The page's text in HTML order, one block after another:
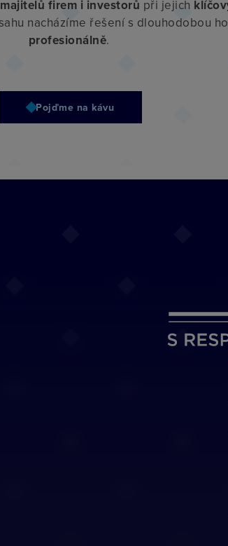
firem i investorů při jejich
nacházíme řešení s dlouhodobou
profesionálně.
Pojďme na kávu